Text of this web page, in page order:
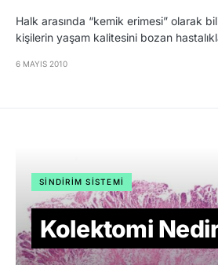
Halk arasında “kemik erimesi” olarak
kişilerin yaşam kalitesini bozan
6 MAYIS 2010
SINDIRIM SISTEMI
Kolektomi